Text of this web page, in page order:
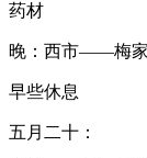
药材
晚：西市——梅
早些休息
五月二十：